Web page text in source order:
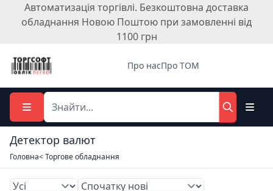
Автоматизація торгівлі. Безкоштовна доставка
обладнання Новою Поштою при замовленні від
1100 грн
Про насПро ТОМ
Детектор валют
Головна< Торгове обладнання